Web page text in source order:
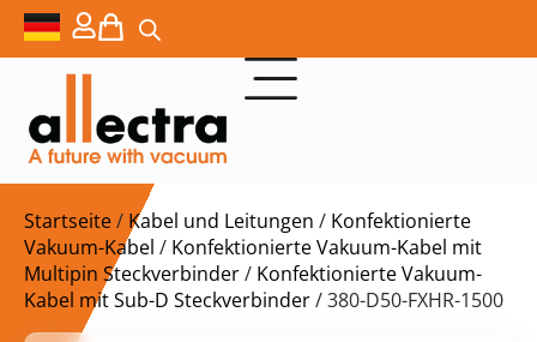
Startseite/ Kabel und Leitungen / Konfektionierte
Vakuum-Kabel / Konfektionierte Vakuum-Kabel mit
Multipin Steckverbinder/ Konfektionierte Vakuum-
Kabel mit Sub-D Steckverbinder/ 380-D50-FXHR-1500